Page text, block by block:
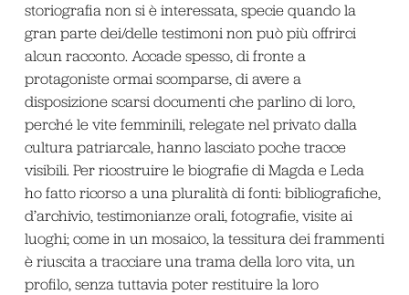
storiografia non si è interessata, specie quando la
gran parte dei/delle testimoni non può più offrirci
alcun racconto. Accade spesso, di fronte a
protagoniste ormai scomparse, di avere a
disposizione scarsi documenti che parlino di loro,
perché le vite femminili, relegate nel privato dalla
cultura patriarcale, hanno lasciato poche tracce
visibili. Per ricostruire le biografie di Magda e Leda
ho fatto ricorso a una pluralità di fonti: bibliografiche,
d’archivio, testimonianze orali, fotografie, visite ai
luoghi; come in un mosaico, la tessitura dei frammenti
è riuscita a tracciare una trama della loro vita, un
profilo, senza tuttavia poter restituire la loro